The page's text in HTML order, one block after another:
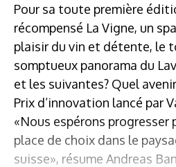
Pour sa toute première
récompensé La Vigne, un
plaisir du vin et détente, le
somptueux panorama du
et les suivantes? Quel
Prix d’innovation lancé par
«Nous espérons progresser
place de choix dans le
suisse», résume Andreas